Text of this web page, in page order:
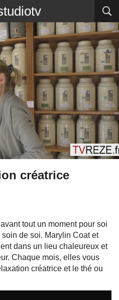
créatrice
tout un moment pour soi
de soi. Marylin Coat et
dans un lieu chaleureux et
Chaque mois, elles vous
créatrice et le thé ou